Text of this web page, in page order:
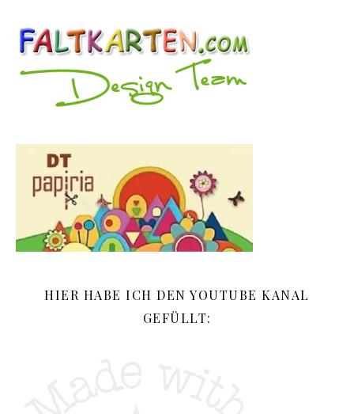
HIER HABE ICH DEN YOUTUBE KANAL
GEFÜLLT: